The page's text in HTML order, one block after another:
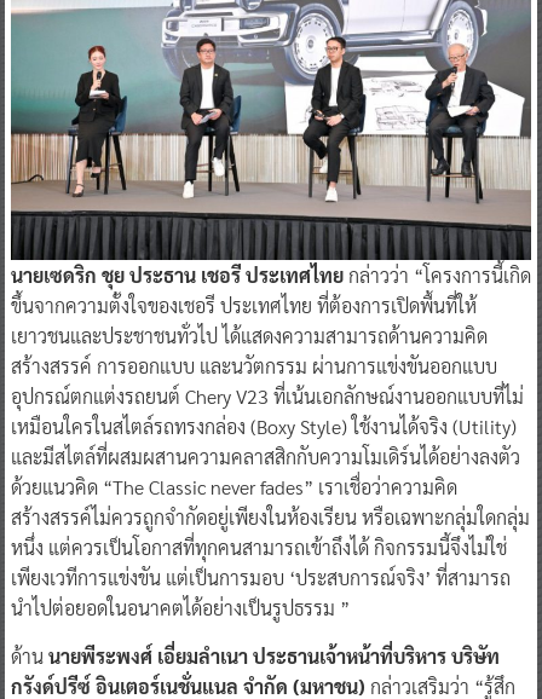
นายเซดริก ชุย ประธาน เชอรี ประเทศไทยกล่าวว่า “โครงการนี้เกิด
ขึ้นจากความตั้งใจของเชอรี ประเทศไทย ที่ต้องการเปิดพื้นที่ให้
เยาวชนและประชาชนทั่วไป ได้แสดงความสามารถด้านความคิด
สร้างสรรค์ การออกแบบ และนวัตกรรม ผ่านการแข่งขันออกแบบ
อุปกรณ์ตกแต่งรถยนต์ Chery V23 ที่เน้นเอกลักษณ์งานออกแบบที่ไม่
เหมือนใครในสไตล์รถทรงกล่อง (Boxy Style) ใช้งานได้จริง (Utility)
และมีสไตล์ที่ผสมผสานความคลาสสิกกับความโมเดิร์นได้อย่างลงตัว
ด้วยแนวคิด “The Classic never fades” เราเชื่อว่าความคิด
สร้างสรรค์ไม่ควรถูกจำกัดอยู่เพียงในห้องเรียน หรือเฉพาะกลุ่มใดกลุ่ม
หนึ่ง แต่ควรเป็นโอกาสที่ทุกคนสามารถเข้าถึงได้ กิจกรรมนี้จึงไม่ใช่
เพียงเวทีการแข่งขัน แต่เป็นการมอบ ‘ประสบการณ์จริง’ ที่สามารถ
นำไปต่อยอดในอนาคตได้อย่างเป็นรูปธรรม ”
ด้านนายพีระพงศ์ เอี่ยมลำเนา ประธานเจ้าหน้าที่บริหาร บริษัท
กรังด์ปรีซ์ อินเตอร์เนชั่นแนล จำกัด (มหาชน) กล่าวเสริมว่า “รู้สึก